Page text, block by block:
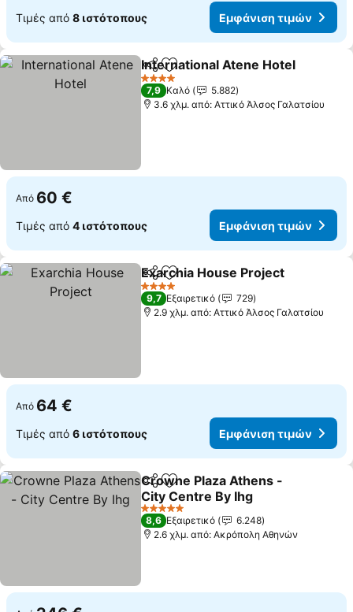
Τιμές από 8 ιστότοπους Εμφάνιση τιμών
Κοινοποίηση
Προσθήκη στα αγαπημένα
International Atene Hotel
4 Αστέρια
7,9 Καλό
5.882
3.6 χλμ. από: Αττικό Άλσος Γαλατσίου
Από 60 €
Τιμές από 4 ιστότοπους Εμφάνιση τιμών
Κοινοποίηση
Προσθήκη στα αγαπημένα
Exarchia House Project
4 Αστέρια
9,7 Εξαιρετικό
729
2.9 χλμ. από: Αττικό Άλσος Γαλατσίου
Από 64 €
Τιμές από 6 ιστότοπους Εμφάνιση τιμών
Κοινοποίηση
Προσθήκη στα αγαπημένα
Crowne Plaza Athens -
City Centre By Ihg
5 Αστέρια
8,6 Εξαιρετικό
6.248
2.6 χλμ. από: Ακρόπολη Αθηνών